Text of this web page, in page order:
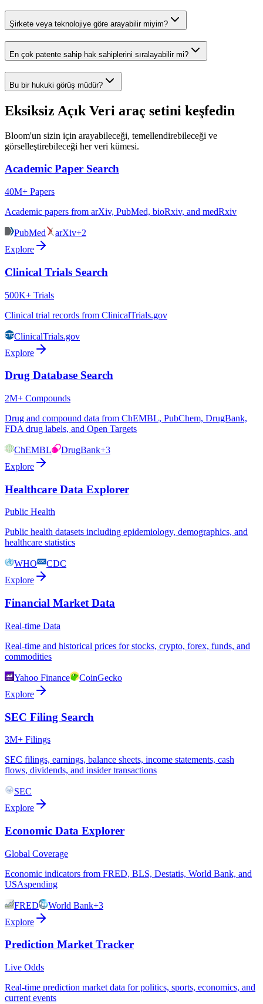
Şirkete veya teknolojiye göre arayabilir miyim?
En çok patente sahip hak sahiplerini sıralayabilir mi?
Bu bir hukuki görüş müdür?
Eksiksiz Açık Veri araç setini keşfedin
Bloom'un sizin için arayabileceği, temellendirebileceği ve
görselleştirebileceği her veri kümesi.
Academic Paper Search
40M+ Papers
Academic papers from arXiv, PubMed, bioRxiv, and medRxiv
PubMed arXiv+2
Explore
Clinical Trials Search
500K+ Trials
Clinical trial records from ClinicalTrials.gov
ClinicalTrials.gov
Explore
Drug Database Search
2M+ Compounds
Drug and compound data from ChEMBL, PubChem, DrugBank,
FDA drug labels, and Open Targets
ChEMBL DrugBank+3
Explore
Healthcare Data Explorer
Public Health
Public health datasets including epidemiology, demographics, and
healthcare statistics
WHO
CDC
Explore
Financial Market Data
Real-time Data
Real-time and historical prices for stocks, crypto, forex, funds, and
commodities
Yahoo Finance
CoinGecko
Explore
SEC Filing Search
3M+ Filings
SEC filings, earnings, balance sheets, income statements, cash
flows, dividends, and insider transactions
SEC
Explore
Economic Data Explorer
Global Coverage
Economic indicators from FRED, BLS, Destatis, World Bank, and
USAspending
FRED World Bank+3
Explore
Prediction Market Tracker
Live Odds
Real-time prediction market data for politics, sports, economics, and
current events